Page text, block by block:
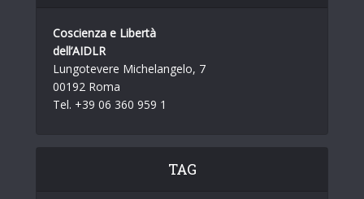
Coscienza e Libertà
dell’AIDLR
Lungotevere Michelangelo, 7
00192 Roma
Tel. +39 06 360 959 1
TAG